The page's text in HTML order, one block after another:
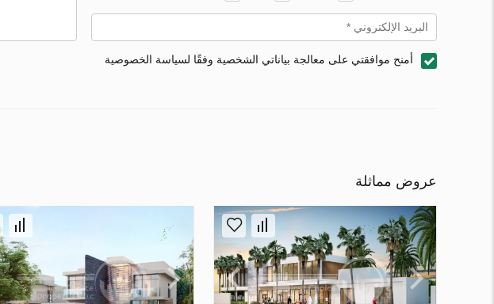
أمنح موافقتي على معالجة بياناتي الشخصية وفقًا لسياسة الخصوصية
عروض مماثلة